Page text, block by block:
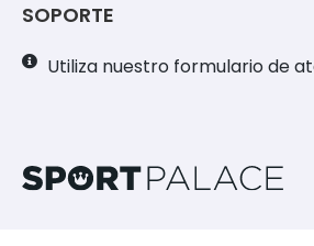
SOPORTE
Utiliza nuestro formulario de